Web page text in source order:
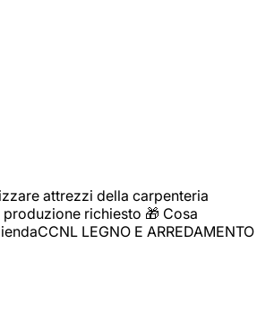
attrezzi della carpenteria
richiesto 🎁 Cosa
LEGNO E ARREDAMENTO